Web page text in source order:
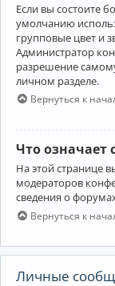
Если вы состоите
умолчанию
групповые цвет и
Администратор
разрешение
личном разделе.
Вернуться к
Что
На этой странице
модераторов
сведения о
Вернуться к
Личные